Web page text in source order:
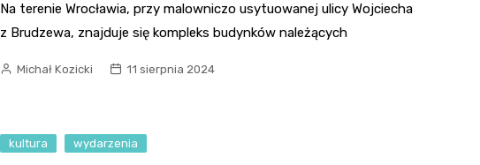
Na terenie Wrocławia, przy malowniczo usytuowanej ulicy Wojciecha
z Brudzewa, znajduje się kompleks budynków należących
Michał Kozicki 11 sierpnia 2024
kultura wydarzenia